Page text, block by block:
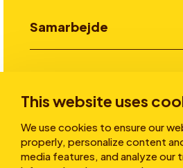
This website uses
We use cookies to ensure our
properly, personalize content
media features, and analyze our
Samarbejde
Historier